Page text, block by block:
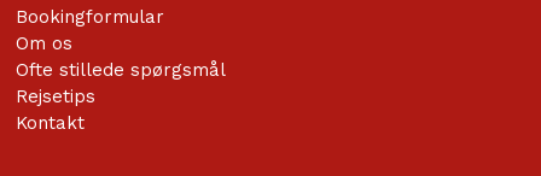
Bookingformular
Om os
Ofte stillede spørgsmål
Rejsetips
Kontakt